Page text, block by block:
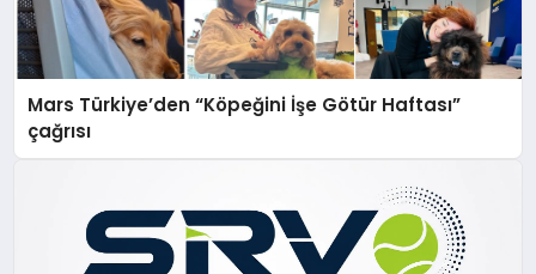
Mars Türkiye’den “Köpeğini İşe Götür Haftası”
çağrısı